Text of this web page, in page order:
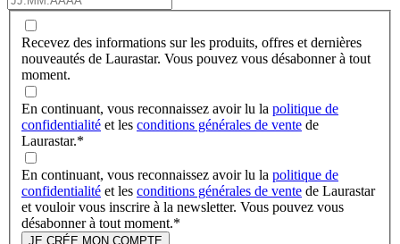
Recevez des informations sur les produits, offres et dernières
nouveautés de Laurastar. Vous pouvez vous désabonner à tout
moment.
En continuant, vous reconnaissez avoir lu la politique de
confidentialité et les conditions générales de vente de
Laurastar.*
En continuant, vous reconnaissez avoir lu la politique de
confidentialité et les conditions générales de vente de Laurastar
et vouloir vous inscrire à la newsletter. Vous pouvez vous
désabonner à tout moment.*
JE CRÉE MON COMPTE